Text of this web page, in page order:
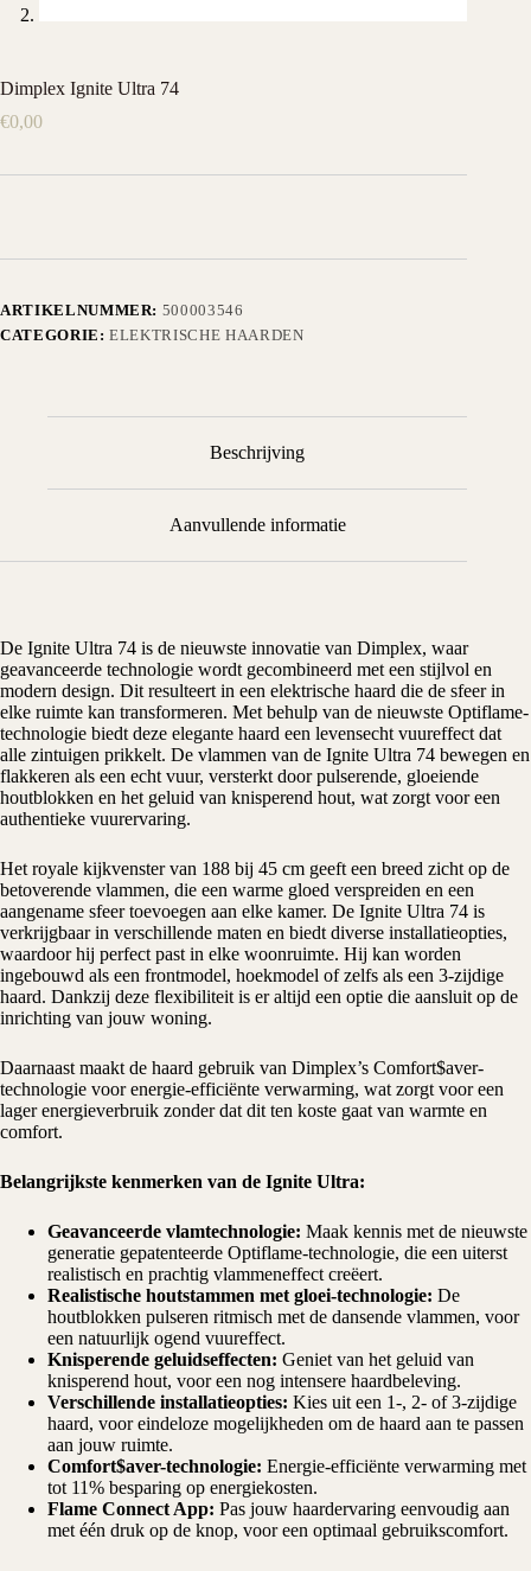
Dimplex Ignite Ultra 74
€0,00
ARTIKELNUMMER: 500003546
CATEGORIE:ELEKTRISCHE HAARDEN
Beschrijving
Aanvullende informatie
De Ignite Ultra 74 is de nieuwste innovatie van Dimplex, waar
geavanceerde technologie wordt gecombineerd met een stijlvol en
modern design. Dit resulteert in een elektrische haard die de sfeer in
elke ruimte kan transformeren. Met behulp van de nieuwste Optiflame-
technologie biedt deze elegante haard een levensecht vuureffect dat
alle zintuigen prikkelt. De vlammen van de Ignite Ultra 74 bewegen en
flakkeren als een echt vuur, versterkt door pulserende, gloeiende
houtblokken en het geluid van knisperend hout, wat zorgt voor een
authentieke vuurervaring.
Het royale kijkvenster van 188 bij 45 cm geeft een breed zicht op de
betoverende vlammen, die een warme gloed verspreiden en een
aangename sfeer toevoegen aan elke kamer. De Ignite Ultra 74 is
verkrijgbaar in verschillende maten en biedt diverse installatieopties,
waardoor hij perfect past in elke woonruimte. Hij kan worden
ingebouwd als een frontmodel, hoekmodel of zelfs als een 3-zijdige
haard. Dankzij deze flexibiliteit is er altijd een optie die aansluit op de
inrichting van jouw woning.
Daarnaast maakt de haard gebruik van Dimplex’s Comfort$aver-
technologie voor energie-efficiënte verwarming, wat zorgt voor een
lager energieverbruik zonder dat dit ten koste gaat van warmte en
comfort.
Belangrijkste kenmerken van de Ignite Ultra:
Geavanceerde vlamtechnologie: Maak kennis met de nieuwste
generatie gepatenteerde Optiflame-technologie, die een uiterst
realistisch en prachtig vlammeneffect creëert.
Realistische houtstammen met gloei-technologie: De
houtblokken pulseren ritmisch met de dansende vlammen, voor
een natuurlijk ogend vuureffect.
Knisperende geluidseffecten: Geniet van het geluid van
knisperend hout, voor een nog intensere haardbeleving.
Verschillende installatieopties: Kies uit een 1-, 2- of 3-zijdige
haard, voor eindeloze mogelijkheden om de haard aan te passen
aan jouw ruimte.
Comfort$aver-technologie: Energie-efficiënte verwarming met
tot 11% besparing op energiekosten.
Flame Connect App: Pas jouw haardervaring eenvoudig aan
met één druk op de knop, voor een optimaal gebruikscomfort.